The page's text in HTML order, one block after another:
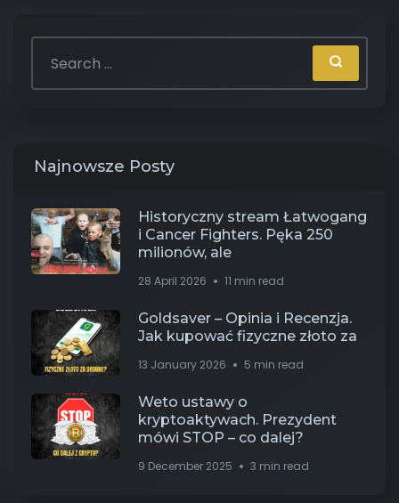
Najnowsze Posty
Historyczny stream Łatwogang
i Cancer Fighters. Pęka 250
milionów, ale
28 April 2026 11 min read
Goldsaver – Opinia i Recenzja.
Jak kupować fizyczne złoto za
13 January 2026 5 min read
Weto ustawy o
kryptoaktywach. Prezydent
mówi STOP – co dalej?
9 December 2025 3 min read